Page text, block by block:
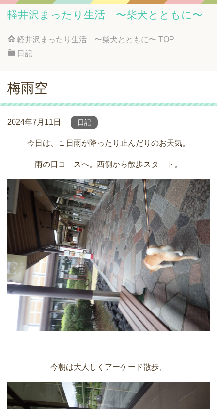
軽井沢まったり生活 〜柴犬とともに〜
軽井沢まったり生活 〜柴犬とともに〜 TOP
日記
梅雨空
2024年7月11日 日記
今日は、１日雨が降ったり止んだりのお天気。
雨の日コースへ。西側から散歩スタート。
今朝は大人しくアーケード散歩、